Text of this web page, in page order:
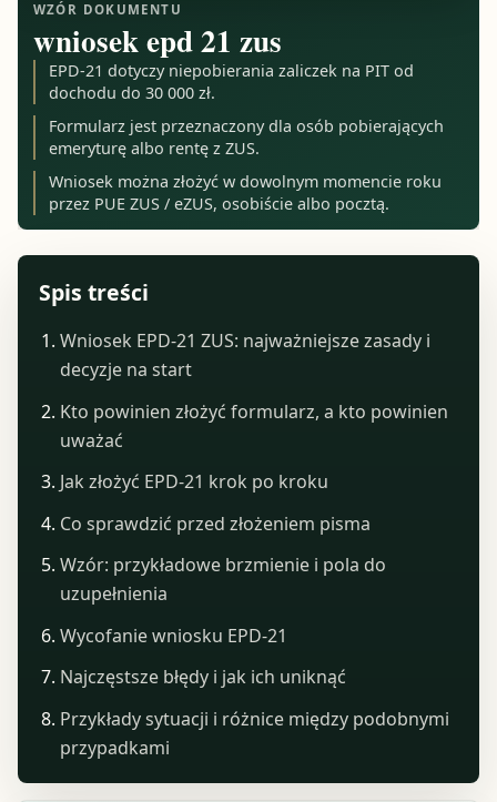
WZÓR DOKUMENTU
wniosek epd 21 zus
EPD-21 dotyczy niepobierania zaliczek na PIT od
dochodu do 30 000 zł.
Formularz jest przeznaczony dla osób pobierających
emeryturę albo rentę z ZUS.
Wniosek można złożyć w dowolnym momencie roku
przez PUE ZUS / eZUS, osobiście albo pocztą.
Spis treści
Wniosek EPD-21 ZUS: najważniejsze zasady i
decyzje na start
Kto powinien złożyć formularz, a kto powinien
uważać
Jak złożyć EPD-21 krok po kroku
Co sprawdzić przed złożeniem pisma
Wzór: przykładowe brzmienie i pola do
uzupełnienia
Wycofanie wniosku EPD-21
Najczęstsze błędy i jak ich uniknąć
Przykłady sytuacji i różnice między podobnymi
przypadkami